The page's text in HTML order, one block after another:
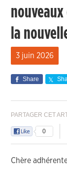
la
3 juin 2026
Share
PARTAGER CET
0
Chère